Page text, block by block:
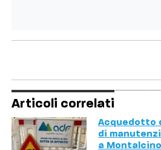
Articoli correlati
Acquedotto
di
a Montalcino